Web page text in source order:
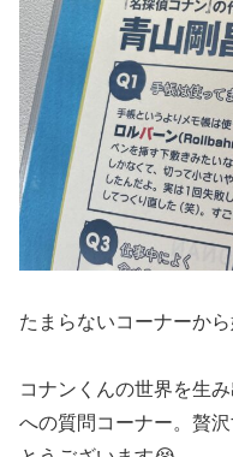
たまらないコーナーか
コナンくんの世界を生
への質問コーナー。贅